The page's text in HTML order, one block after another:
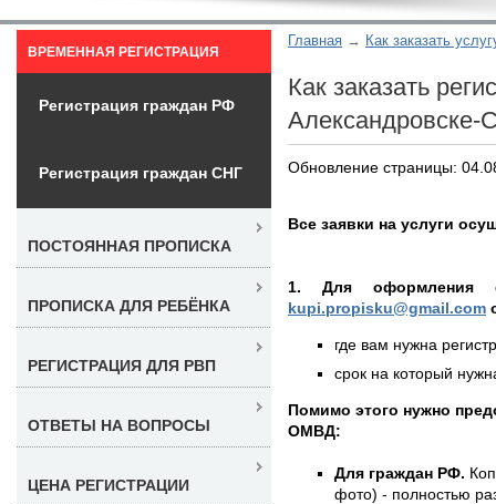
Главная Как заказать
Как заказать
Александровске-
Обновление страницы:
Все заявки на услуги
1. Для оформления
kupi.propisku@gmail.com
где вам нужна
срок на который
Помимо этого нужно
ОМВД:
Для граждан РФ.
фото) - полностью
ВРЕМЕННАЯ РЕГИСТРАЦИЯ
Регистрация граждан РФ
Регистрация граждан СНГ
ПОСТОЯННАЯ ПРОПИСКА
ПРОПИСКА ДЛЯ РЕБЁНКА
РЕГИСТРАЦИЯ ДЛЯ РВП
ОТВЕТЫ НА ВОПРОСЫ
ЦЕНА РЕГИСТРАЦИИ